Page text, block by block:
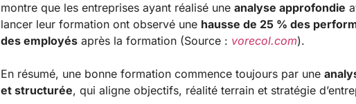
montre que les entreprises ayant réalisé une analyse approfondie
lancer leur formation ont observé une hausse de 25 % des
des employésaprès la formation (Source : vorecol.com).
En résumé, une bonne formation commence toujours par une
et structurée, qui aligne objectifs, réalité terrain et stratégie